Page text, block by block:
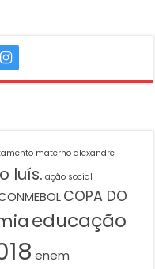
materno alexandre
luís. ação social
COPA DO
educação
enem